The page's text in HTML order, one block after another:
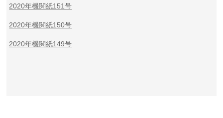
2020年機関紙151号
2020年機関紙150号
2020年機関紙149号